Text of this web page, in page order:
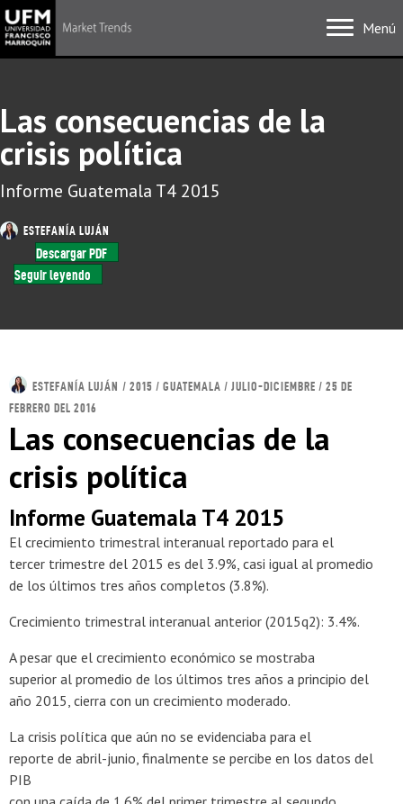
Menú
Las consecuencias de la
crisis política
Informe Guatemala T4 2015
ESTEFANÍA LUJÁN
Descargar PDF
Seguir leyendo
ESTEFANÍA LUJÁN / 2015 / GUATEMALA / JULIO-DICIEMBRE / 25 DE
FEBRERO DEL 2016
Las consecuencias de la
crisis política
Informe Guatemala T4 2015
El crecimiento trimestral interanual reportado para el
tercer trimestre del 2015 es del 3.9%, casi igual al promedio
de los últimos tres años completos (3.8%).
Crecimiento trimestral interanual anterior (2015q2): 3.4%.
A pesar que el crecimiento económico se mostraba
superior al promedio de los últimos tres años a principio del
año 2015, cierra con un crecimiento moderado.
La crisis política que aún no se evidenciaba para el
reporte de abril-junio, finalmente se percibe en los datos del
PIB